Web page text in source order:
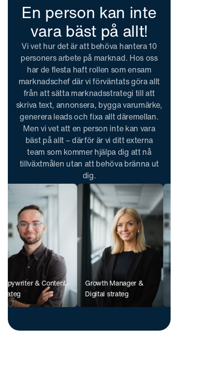
En person kan inte
vara bäst på allt!
Vi vet hur det är att behöva hantera 10
personers arbete på marknad. Hos oss
har de flesta haft rollen som ensam
marknadschef där vi förväntats göra allt
från att sätta marknadsstrategi till att
skriva text, annonsera, bygga varumärke,
generera leads och fixa allt däremellan.
Men vi vet att en person inte kan vara
bäst på allt – därför är vi ditt externa
team som kommer hjälpa dig att nå
tillväxtmålen utan att behöva bränna ut
dig.
Boka ett möte så berättar vi
mer
Content-
Growth Manager &
Digital strateg
Sales & Marketing
automation specialist